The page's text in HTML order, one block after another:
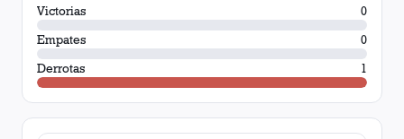
Victorias
0
Empates
0
Derrotas
1